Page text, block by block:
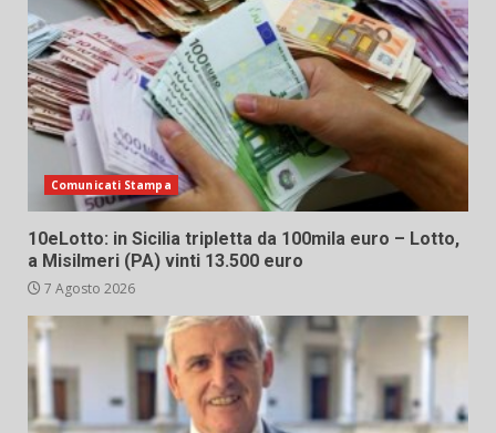
Comunicati Stampa
10eLotto: in Sicilia tripletta da 100mila euro – Lotto,
a Misilmeri (PA) vinti 13.500 euro
7 Agosto 2026